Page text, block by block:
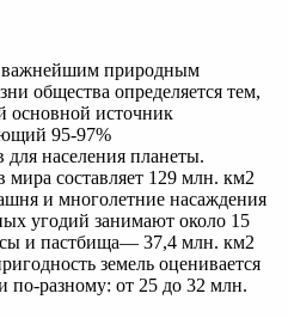
важнейшим природным
общества определяется тем,
основной источник
95-97%
для населения планеты.
составляет 129 млн. км2
и многолетние насаждения
угодий занимают около 15
и пастбища— 37,4 млн. км2
земель оценивается
по-разному: от 25 до 32 млн.